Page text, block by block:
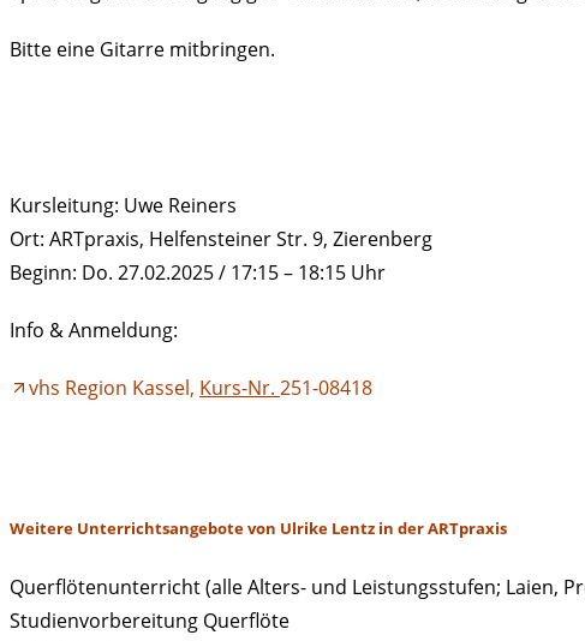
Bitte eine Gitarre mitbringen.
Kursleitung: Uwe Reiners
Ort: ARTpraxis, Helfensteiner Str. 9, Zierenberg
Beginn: Do. 27.02.2025 / 17:15 – 18:15 Uhr
Info & Anmeldung:
vhs Region Kassel, Kurs-Nr. 251-08418
Weitere Unterrichtsangebote von Ulrike Lentz in der ARTpraxis
Querflötenunterricht (alle Alters- und Leistungsstufen; Laien,
Studienvorbereitung Querflöte